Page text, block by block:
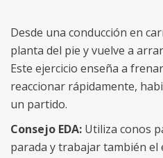
Desde una conducción en
planta del pie y vuelve a
Este ejercicio enseña a
reaccionar rápidamente,
un partido.
Consejo EDA: Utiliza conos
parada y trabajar también el